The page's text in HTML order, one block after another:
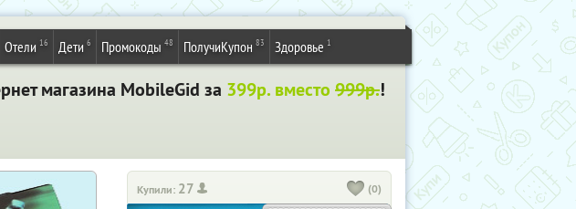
Отели 16 Дети 6 Промокоды 48 ПолучиКупон 83 Здоровье 1
магазина MobileGid за 399р. вместо 999р.!
Купили: 27 (0)